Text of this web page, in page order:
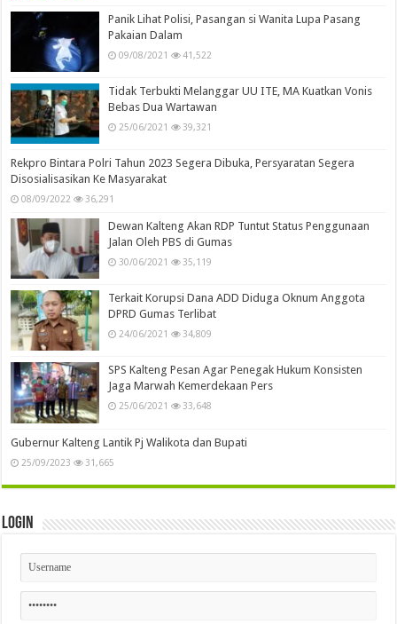
Panik Lihat Polisi, Pasangan si Wanita Lupa Pasang
Pakaian Dalam
09/08/2021 41,522
Tidak Terbukti Melanggar UU ITE, MA Kuatkan Vonis
Bebas Dua Wartawan
25/06/2021 39,321
Rekpro Bintara Polri Tahun 2023 Segera Dibuka, Persyaratan Segera
Disosialisasikan Ke Masyarakat
08/09/2022 36,291
Dewan Kalteng Akan RDP Tuntut Status Penggunaan
Jalan Oleh PBS di Gumas
30/06/2021 35,119
Terkait Korupsi Dana ADD Diduga Oknum Anggota
DPRD Gumas Terlibat
24/06/2021 34,809
SPS Kalteng Pesan Agar Penegak Hukum Konsisten
Jaga Marwah Kemerdekaan Pers
25/06/2021 33,648
Gubernur Kalteng Lantik Pj Walikota dan Bupati
25/09/2023 31,665
Login